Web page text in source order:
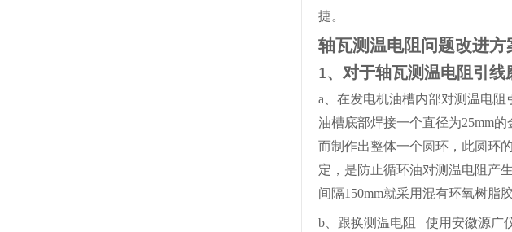
捷。
轴瓦测温电阻问题改进方
1、对于轴瓦测温电阻引线
a、在发电机油槽内部对测温电
油槽底部焊接一个直径为25mm
而制作出整体一个圆环，此圆环
定，是防止循环油对测温电阻产
间隔150mm就采用混有环氧树脂
b、跟换测温电阻 使用安徽源广